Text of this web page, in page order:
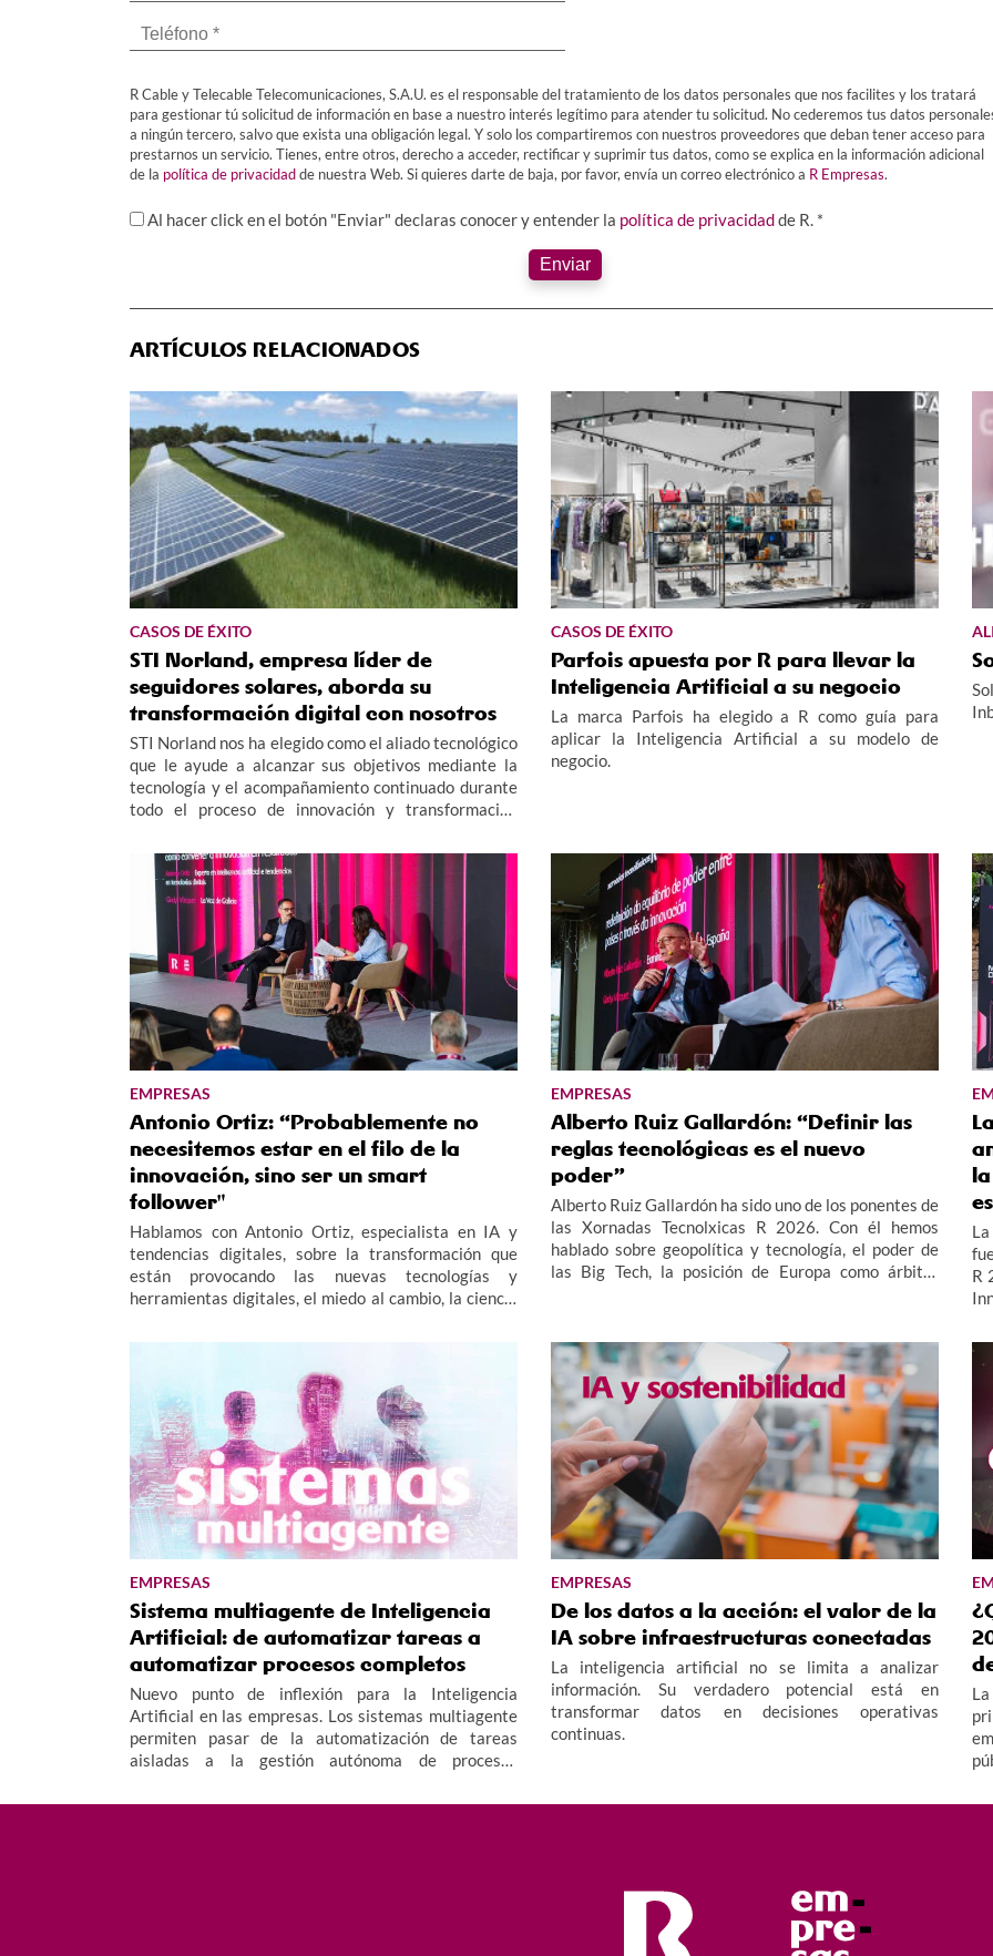
R Cable y Telecable Telecomunicaciones, S.A.U. es el responsable del tratamiento de los datos personales que nos facilites y los tratará
para gestionar tú solicitud de información en base a nuestro interés legítimo para atender tu solicitud. No cederemos tus datos
a ningún tercero, salvo que exista una obligación legal. Y solo los compartiremos con nuestros proveedores que deban tener acceso para
prestarnos un servicio. Tienes, entre otros, derecho a acceder, rectificar y suprimir tus datos, como se explica en la información adicional
de la política de privacidadde nuestra Web. Si quieres darte de baja, por favor, envía un correo electrónico a R Empresas.
Al hacer click en el botón "Enviar" declaras conocer y entender la política de privacidadde R. *
Enviar
ARTÍCULOS RELACIONADOS
CASOS DE ÉXITO
STI Norland, empresa líder de
seguidores solares, aborda su
transformación digital con nosotros
STI Norland nos ha elegido como el aliado tecnológico
que le ayude a alcanzar sus objetivos mediante la
tecnología y el acompañamiento continuado durante
todo el proceso de innovación y transformación
CASOS DE ÉXITO
Parfois apuesta por R para llevar la
Inteligencia Artificial a su negocio
La marca Parfois ha elegido a R como guía para
aplicar la Inteligencia Artificial a su modelo de
negocio.
EMPRESAS
Antonio Ortiz: “Probablemente no
necesitemos estar en el filo de la
innovación, sino ser un smart
follower"
Hablamos con Antonio Ortiz, especialista en IA y
tendencias digitales, sobre la transformación que
están provocando las nuevas tecnologías y
herramientas digitales, el miedo al cambio, la ciencia
empresas. Antonio Ortiz ha participado en las
EMPRESAS
Alberto Ruiz Gallardón: “Definir las
reglas tecnológicas es el nuevo
poder”
Alberto Ruiz Gallardón ha sido uno de los ponentes de
las Xornadas Tecnolxicas R 2026. Con él hemos
hablado sobre geopolítica y tecnología, el poder de
las Big Tech, la posición de Europa como árbitro
R
EMPRESAS
Sistema multiagente de Inteligencia
Artificial: de automatizar tareas a
automatizar procesos completos
Nuevo punto de inflexión para la Inteligencia
Artificial en las empresas. Los sistemas multiagente
permiten pasar de la automatización de tareas
aisladas a la gestión autónoma de procesos
que opera las 24 horas para mejorar la eficiencia y la
EMPRESAS
De los datos a la acción: el valor de la
IA sobre infraestructuras conectadas
La inteligencia artificial no se limita a analizar
información. Su verdadero potencial está en
transformar datos en decisiones operativas
continuas.